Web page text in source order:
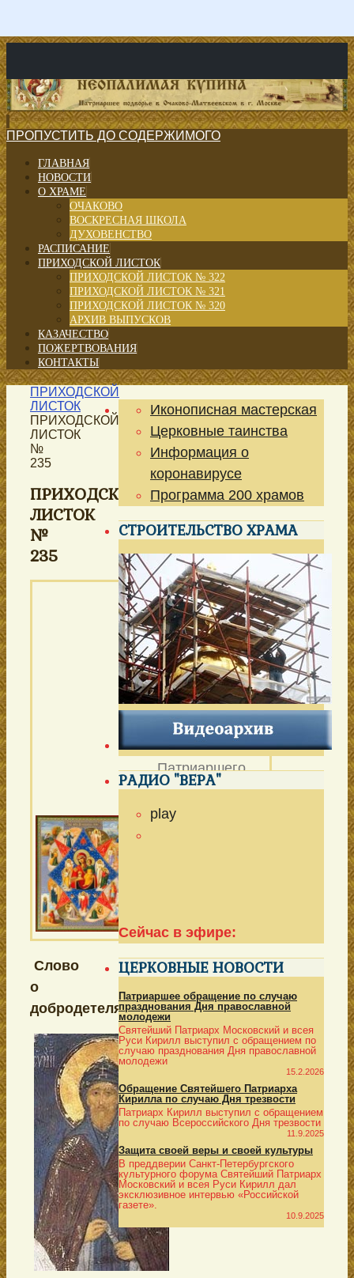
ПРОПУСТИТЬ ДО СОДЕРЖИМОГО
ГЛАВНАЯ
НОВОСТИ
О ХРАМЕ
ОЧАКОВО
ВОСКРЕСНАЯ ШКОЛА
ДУХОВЕНСТВО
РАСПИСАНИЕ
ПРИХОДСКОЙ ЛИСТОК
ПРИХОДСКОЙ ЛИСТОК № 322
ПРИХОДСКОЙ ЛИСТОК № 321
ПРИХОДСКОЙ ЛИСТОК № 320
АРХИВ ВЫПУСКОВ
КАЗАЧЕСТВО
ПОЖЕРТВОВАНИЯ
КОНТАКТЫ
ПРИХОДСКОЙ
ЛИСТОК
ПРИХОДСКОЙ
ЛИСТОК
№
235
ПРИХОДСКОЙ
ЛИСТОК
№
235
ПРИХОДСКОЙ
ЛИСТОК
храма иконы
Божией Матери
НЕОПАЛИМАЯ
КУПИНА
Патриаршего
подворья в
Очаково-
Слово
о
добродетелях
Иконописная мастерская
Церковные таинства
Информация о
коронавирусе
Программа 200 храмов
СТРОИТЕЛЬСТВО ХРАМА
РАДИО "ВЕРА"
play
Сейчас в эфире:
ЦЕРКОВНЫЕ НОВОСТИ
Патриаршее обращение по случаю
празднования Дня православной
молодежи
Святейший Патриарх Московский и всея
Руси Кирилл выступил с обращением по
случаю празднования Дня православной
молодежи
15.2.2026
Обращение Святейшего Патриарха
Кирилла по случаю Дня трезвости
Патриарх Кирилл выступил с обращением
по случаю Всероссийского Дня трезвости
11.9.2025
Защита своей веры и своей культуры
В преддверии Санкт-Петербургского
культурного форума Святейший Патриарх
Московский и всея Руси Кирилл дал
эксклюзивное интервью «Российской
газете».
10.9.2025